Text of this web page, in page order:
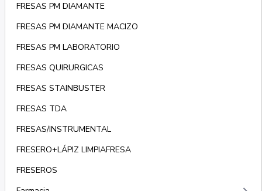
FRESAS PM DIAMANTE
FRESAS PM DIAMANTE MACIZO
FRESAS PM LABORATORIO
FRESAS QUIRURGICAS
FRESAS STAINBUSTER
FRESAS TDA
FRESAS/INSTRUMENTAL
FRESERO+LÁPIZ LIMPIAFRESA
FRESEROS